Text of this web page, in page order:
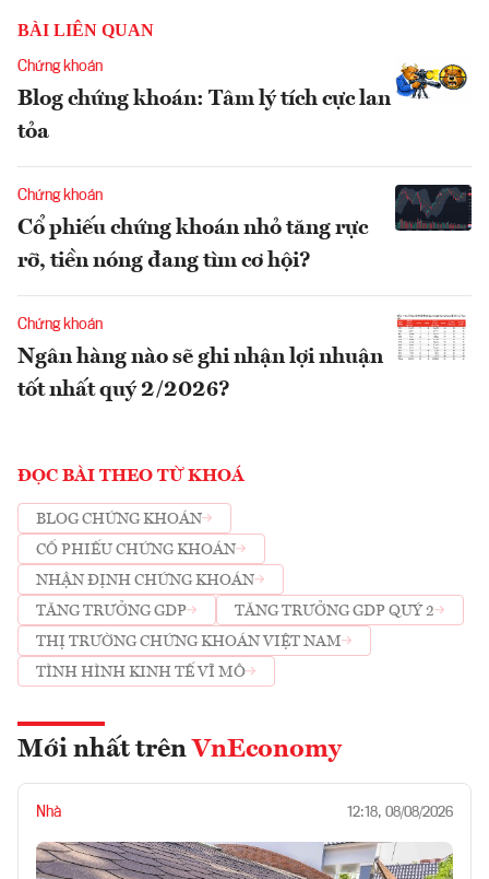
BÀI LIÊN QUAN
Chứng khoán
Blog chứng khoán: Tâm lý tích cực lan
tỏa
Chứng khoán
Cổ phiếu chứng khoán nhỏ tăng rực
rỡ, tiền nóng đang tìm cơ hội?
Chứng khoán
Ngân hàng nào sẽ ghi nhận lợi nhuận
tốt nhất quý 2/2026?
ĐỌC BÀI THEO TỪ KHOÁ
BLOG CHỨNG KHOÁN
CỔ PHIẾU CHỨNG KHOÁN
NHẬN ĐỊNH CHỨNG KHOÁN
TĂNG TRƯỞNG GDP
TĂNG TRƯỞNG GDP QUÝ 2
THỊ TRƯỜNG CHỨNG KHOÁN VIỆT NAM
TÌNH HÌNH KINH TẾ VĨ MÔ
Mới nhất trên VnEconomy
Nhà 12:18, 08/08/2026